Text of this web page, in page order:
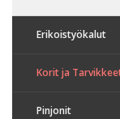
Erikoistyökalut
Korit ja
Pinjonit